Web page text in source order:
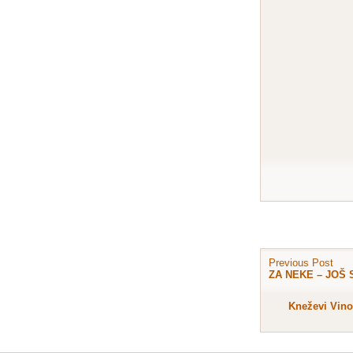
Previous Post
ZA NEKE – JOŠ
Kneževi